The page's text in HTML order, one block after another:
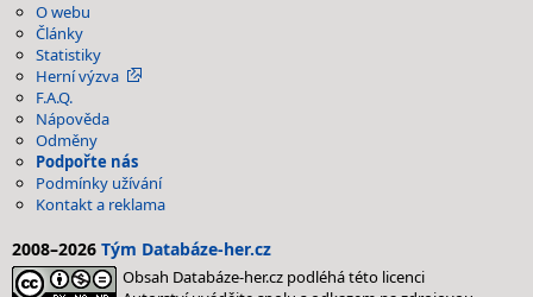
O webu
Články
Statistiky
Herní výzva
F.A.Q.
Nápověda
Odměny
Podpořte nás
Podmínky užívání
Kontakt a reklama
2008–2026 Tým Databáze-her.cz
Obsah Databáze-her.cz podléhá této licenci